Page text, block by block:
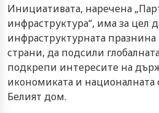
Инициативата, наречена
инфраструктура“, има за цел
инфраструктурната
страни, да подсили
подкрепи интересите на
икономиката и националната
Белият дом.